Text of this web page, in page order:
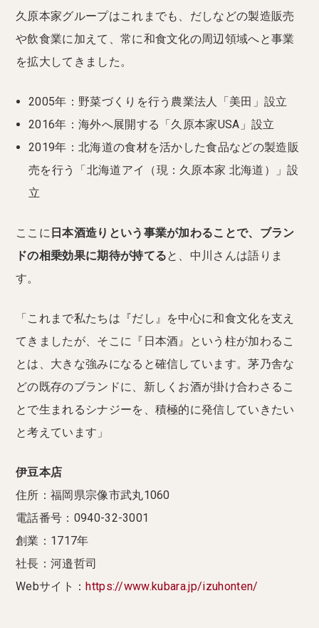
久原本家グループはこれまでも、だしなどの製造販売
や飲食業に加えて、常に和食文化の周辺領域へと事業
を拡大してきました。
2005年：野菜づくりを行う農業法人「美田」設立
2016年：海外へ展開する「久原本家USA」設立
2019年：北海道の食材を活かした食品などの製造販
売を行う「北海道アイ（現：久原本家 北海道）」設
立
ここに 日本酒造りという事業が加わることで、ブラン
ドの相乗効果に期待が持てると、中川さんは語りま
す。
「これまで私たちは『だし』を中心に和食文化を支え
てきましたが、そこに『日本酒』という柱が加わるこ
とは、大きな強みになると確信しています。茅乃舎な
どの既存のブランドに、新しくお酒が掛け合わさるこ
とで生まれるシナジーを、積極的に発信していきたい
と考えています」
伊豆本店
住所：福岡県宗像市武丸1060
電話番号：0940-32-3001
創業：1717年
社長：河邉哲司
Webサイト：https://www.kubara.jp/izuhonten/